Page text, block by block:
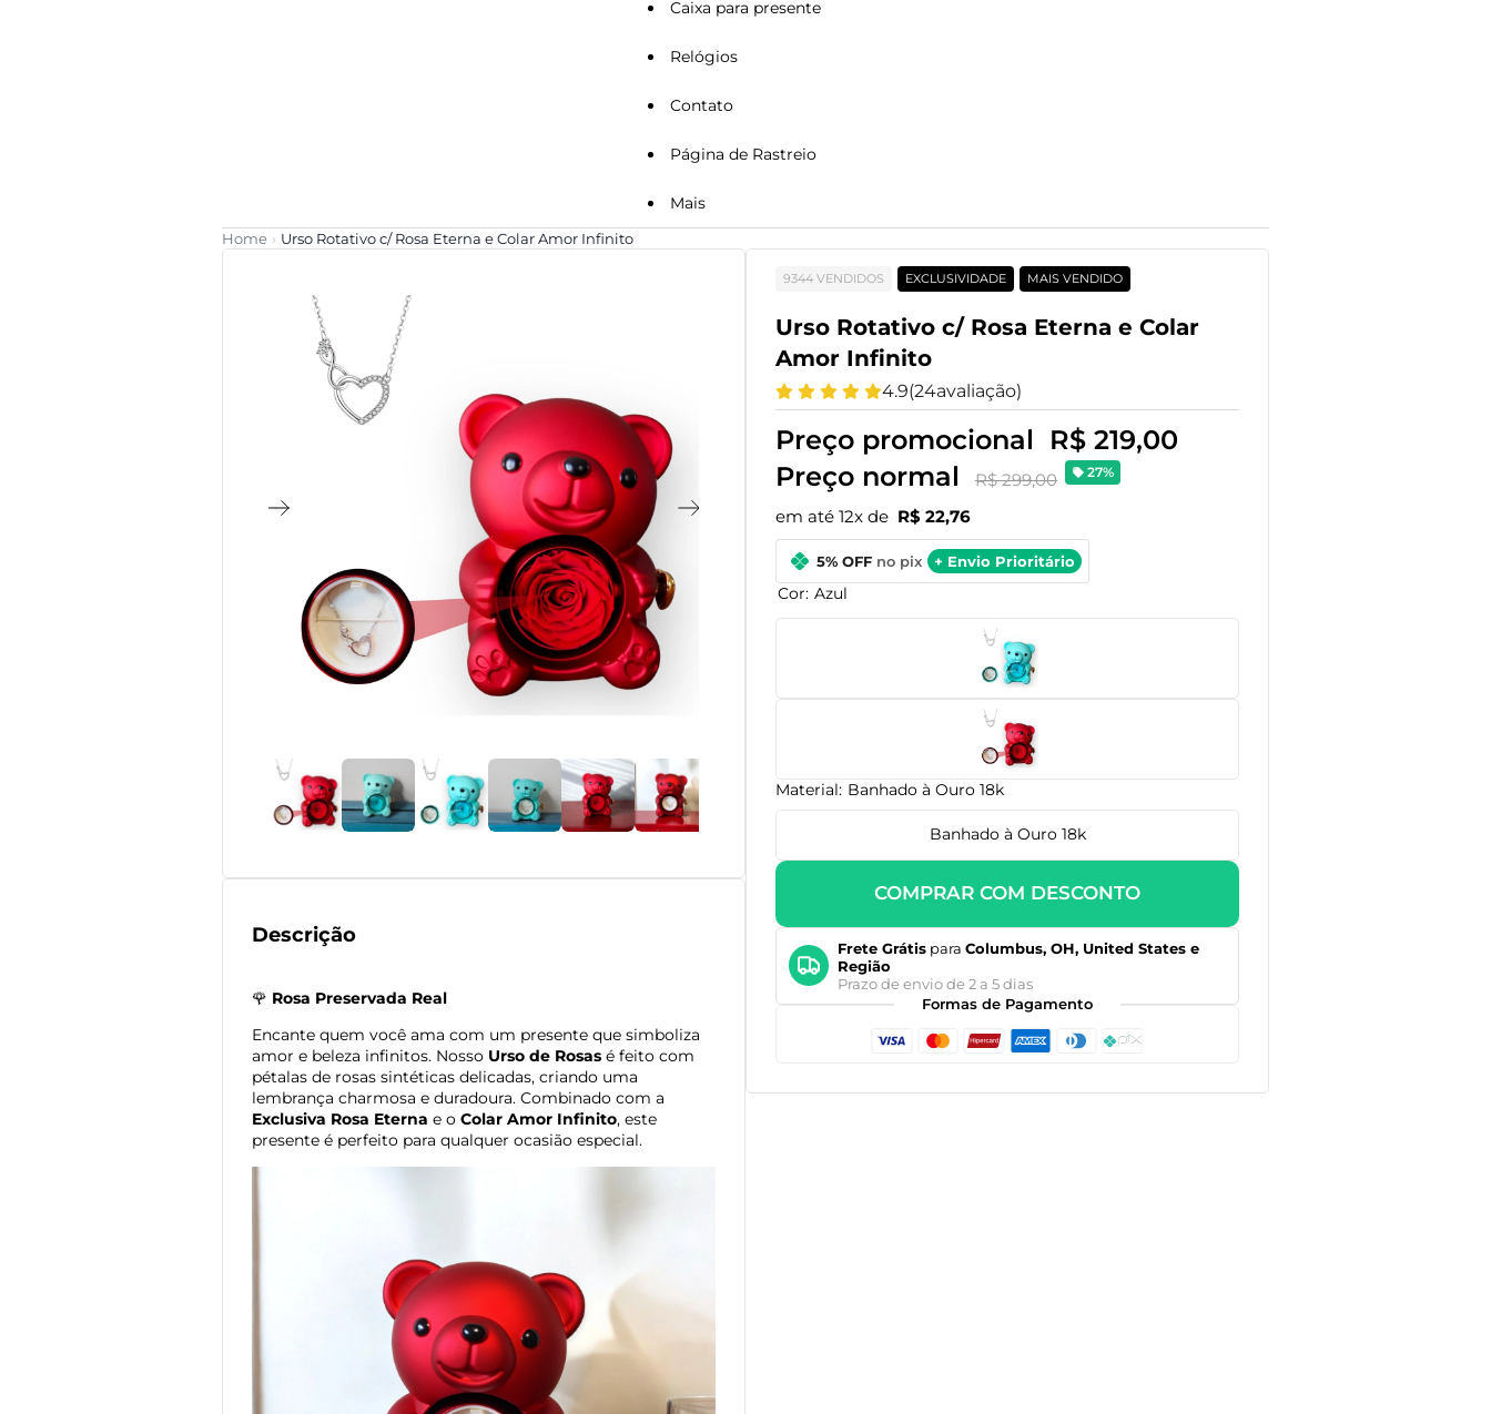
Caixa para presente
Relógios
Contato
Página de Rastreio
Mais
Home › Urso Rotativo c/ Rosa Eterna e Colar Amor Infinito
Descrição
🌹 Rosa Preservada Real
Encante quem você ama com um presente que simboliza
amor e beleza infinitos. Nosso Urso de Rosas é feito com
pétalas de rosas sintéticas delicadas, criando uma
lembrança charmosa e duradoura. Combinado com a
Exclusiva Rosa Eterna e o Colar Amor Infinito, este
presente é perfeito para qualquer ocasião especial.
9344 VENDIDOS EXCLUSIVIDADE MAIS VENDIDO
Urso Rotativo c/ Rosa Eterna e Colar
Amor Infinito
4.9(24avaliação)
Preço promocional
R$ 219,00
Preço normal
R$ 299,00 27%
em até 12x de R$ 22,76
5% OFF no pix + Envio Prioritário
Cor: Azul
Material: Banhado à Ouro 18k
Banhado à Ouro 18k
COMPRAR COM DESCONTO
Frete Grátis paraColumbus, OH, United States e
Região
Prazo de envio de 2 a 5 dias
Formas de Pagamento